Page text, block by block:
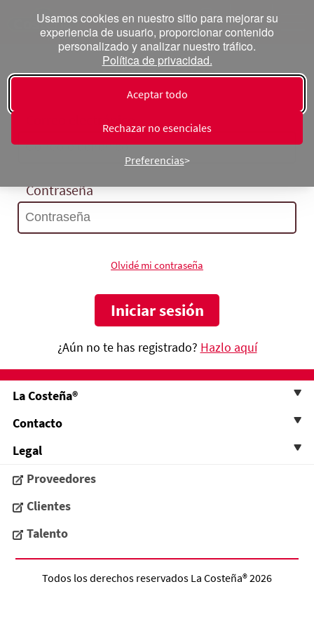
Usamos cookies en nuestro sitio para mejorar su
experiencia de usuario, proporcionar contenido
personalizado y analizar nuestro tráfico.
Política de privacidad.
Aceptar todo
Rechazar no esenciales
Preferencias
Inicia sesión
Contraseña
Olvidé mi contraseña
¿Aún no te has registrado? Hazlo aquí
La Costeña®
Contacto
Legal
Proveedores
Clientes
Talento
Todos los derechos reservados La Costeña®2026